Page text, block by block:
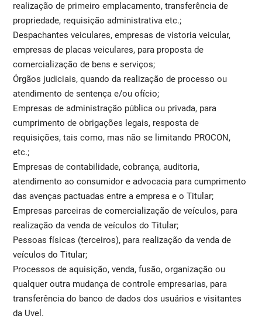
realização de primeiro emplacamento, transferência de
propriedade, requisição administrativa etc.;
Despachantes veiculares, empresas de vistoria veicular,
empresas de placas veiculares, para proposta de
comercialização de bens e serviços;
Órgãos judiciais, quando da realização de processo ou
atendimento de sentença e/ou ofício;
Empresas de administração pública ou privada, para
cumprimento de obrigações legais, resposta de
requisições, tais como, mas não se limitando PROCON,
etc.;
Empresas de contabilidade, cobrança, auditoria,
atendimento ao consumidor e advocacia para cumprimento
das avenças pactuadas entre a empresa e o Titular;
Empresas parceiras de comercialização de veículos, para
realização da venda de veículos do Titular;
Pessoas físicas (terceiros), para realização da venda de
veículos do Titular;
Processos de aquisição, venda, fusão, organização ou
qualquer outra mudança de controle empresarias, para
transferência do banco de dados dos usuários e visitantes
da Uvel.